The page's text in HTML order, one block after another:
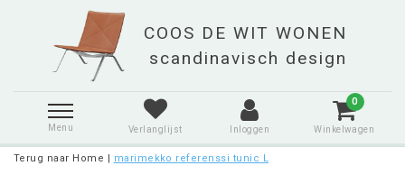
Menu Verlanglijst Inloggen
0
Winkelwagen
Terug naar Home | marimekko referenssi tunic L